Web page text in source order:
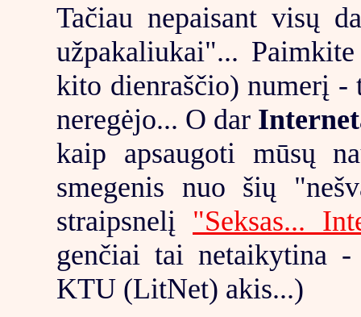
Tačiau nepaisant visų
užpakaliukai"...
kito dienraščio) numerį -
neregėjo... O dar
kaip apsaugoti mūsų
smegenis nuo šių
straipsnelį "Seksas...
genčiai tai netaikytina
KTU (LitNet) akis...)